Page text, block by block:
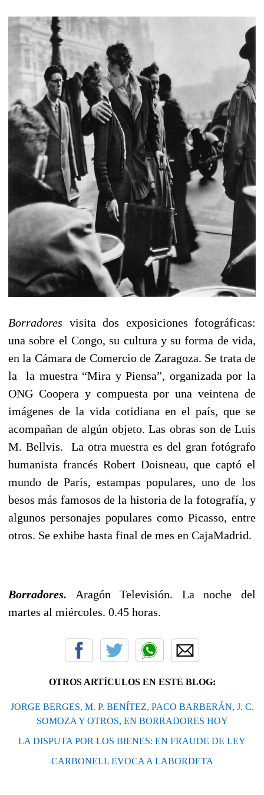
Borradores visita dos exposiciones fotográficas:
una sobre el Congo, su cultura y su forma de vida,
en la Cámara de Comercio de Zaragoza. Se trata de
la la muestra “Mira y Piensa”, organizada por la
ONG Coopera y compuesta por una veintena de
imágenes de la vida cotidiana en el país, que se
acompañan de algún objeto. Las obras son de Luis
M. Bellvis. La otra muestra es del gran fotógrafo
humanista francés Robert Doisneau, que captó el
mundo de París, estampas populares, uno de los
besos más famosos de la historia de la fotografía, y
algunos personajes populares como Picasso, entre
otros. Se exhibe hasta final de mes en CajaMadrid.
Borradores. Aragón Televisión. La noche del
martes al miércoles. 0.45 horas.
OTROS ARTÍCULOS EN ESTE BLOG:
JORGE BERGES, M. P. BENÍTEZ, PACO BARBERÁN, J. C.
SOMOZA Y OTROS, EN BORRADORES HOY
LA DISPUTA POR LOS BIENES: EN FRAUDE DE LEY
CARBONELL EVOCA A LABORDETA